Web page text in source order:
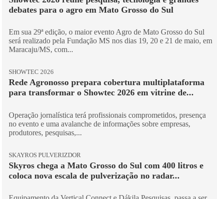
debates para o agro em Mato Grosso do Sul
Em sua 29ª edição, o maior evento Agro de Mato Grosso do Sul
será realizado pela Fundação MS nos dias 19, 20 e 21 de maio, em
Maracaju/MS, com...
SHOWTEC 2026
Rede Agronosso prepara cobertura multiplataforma
para transformar o Showtec 2026 em vitrine de...
Operação jornalística terá profissionais comprometidos, presença
no evento e uma avalanche de informações sobre empresas,
produtores, pesquisas,...
SKAYROS PULVERIZDOR
Skyros chega a Mato Grosso do Sul com 400 litros e
coloca nova escala de pulverização no radar...